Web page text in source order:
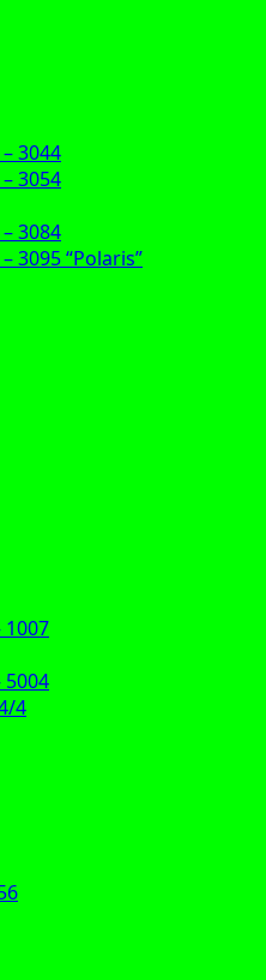
3044
3054
3084
3095 “Polaris”
1007
5004
4